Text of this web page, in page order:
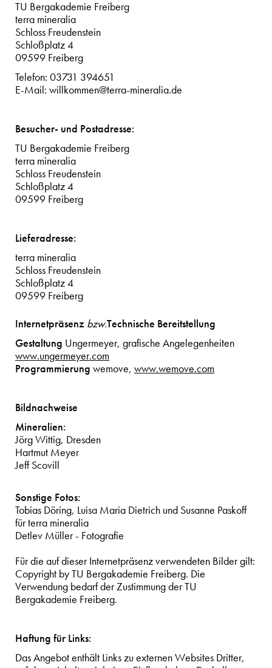
TU Bergakademie Freiberg
terra mineralia
Schloss Freudenstein
Schloßplatz 4
09599 Freiberg
Telefon: 03731 394651
E-Mail: willkommen@terra-mineralia.de
Besucher- und Postadresse:
TU Bergakademie Freiberg
terra mineralia
Schloss Freudenstein
Schloßplatz 4
09599 Freiberg
Lieferadresse:
terra mineralia
Schloss Freudenstein
Schloßplatz 4
09599 Freiberg
Internetpräsenz bzw.Technische Bereitstellung
Gestaltung Ungermeyer, grafische Angelegenheiten
www.ungermeyer.com
Programmierung wemove, www.wemove.com
Bildnachweise
Mineralien:
Jörg Wittig, Dresden
Hartmut Meyer
Jeff Scovill
Sonstige Fotos:
Tobias Döring, Luisa Maria Dietrich und Susanne Paskoff
für terra mineralia
Detlev Müller - Fotografie
Für die auf dieser Internetpräsenz verwendeten Bilder gilt:
Copyright by TU Bergakademie Freiberg. Die
Verwendung bedarf der Zustimmung der TU
Bergakademie Freiberg.
Haftung für Links:
Das Angebot enthält Links zu externen Websites Dritter,